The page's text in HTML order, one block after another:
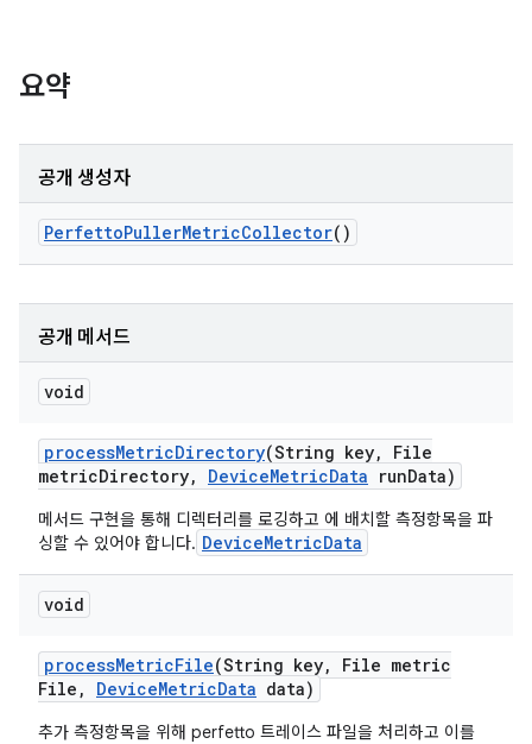
요약
공개 생성자
PerfettoPullerMetricCollector()
공개 메서드
void
processMetricDirectory(String key,
File
metricDirectory, DeviceMetricData runData)
메서드 구현을 통해 디렉터리를 로깅하고 에 배치할 측정항목을 파
싱할 수 있어야 합니다. DeviceMetricData
void
processMetricFile(String key,
File metric
File , DeviceMetricData data)
추가 측정항목을 위해 perfetto 트레이스 파일을 처리하고 이를